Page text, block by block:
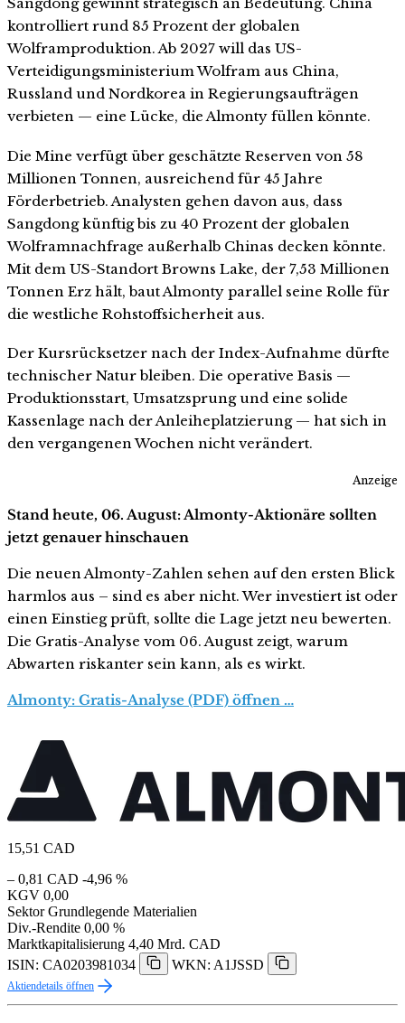
kontrolliert rund 85 Prozent der globalen
Wolframproduktion. Ab 2027 will das US-
Verteidigungsministerium Wolfram aus China,
Russland und Nordkorea in Regierungsaufträgen
verbieten — eine Lücke, die Almonty füllen könnte.
Die Mine verfügt über geschätzte Reserven von 58
Millionen Tonnen, ausreichend für 45 Jahre
Förderbetrieb. Analysten gehen davon aus, dass
Sangdong künftig bis zu 40 Prozent der globalen
Wolframnachfrage außerhalb Chinas decken könnte.
Mit dem US-Standort Browns Lake, der 7,53 Millionen
Tonnen Erz hält, baut Almonty parallel seine Rolle für
die westliche Rohstoffsicherheit aus.
Der Kursrücksetzer nach der Index-Aufnahme dürfte
technischer Natur bleiben. Die operative Basis —
Produktionsstart, Umsatzsprung und eine solide
Kassenlage nach der Anleiheplatzierung — hat sich in
den vergangenen Wochen nicht verändert.
Anzeige
Stand heute, 06. August: Almonty-Aktionäre sollten
jetzt genauer hinschauen
Die neuen Almonty-Zahlen sehen auf den ersten Blick
harmlos aus – sind es aber nicht. Wer investiert ist oder
einen Einstieg prüft, sollte die Lage jetzt neu bewerten.
Die Gratis-Analyse vom 06. August zeigt, warum
Abwarten riskanter sein kann, als es wirkt.
Almonty: Gratis-Analyse (PDF) öffnen …
15,51 CAD
– 0,81 CAD -4,96 %
KGV 0,00
Sektor Grundlegende Materialien
Div.-Rendite 0,00 %
Marktkapitalisierung 4,40 Mrd. CAD
ISIN: CA0203981034
WKN: A1JSSD
Aktiendetails öffnen